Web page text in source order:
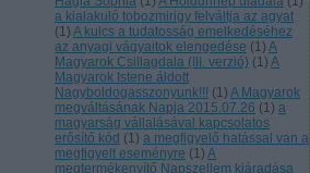
a kialakuló tobozmirigy felváltja az agyat
(1) A kulcs a tudatosság emelkedéséhez
az anyagi vágyaitok elengedése (1) A
Magyarok Csillagdala (III. verzió) (1) A
Magyarok Istene áldott
Nagyboldogasszonyunk!!! (1) A Magyarok
megváltásának Napja 2015.07.26 (1) a
magyarság vállalásával kapcsolatos
erősítő kód (1) a megfigyelő hatással van a
megfigyelt eseményre (1) A
megtermékenyítő Napszellem kiáradása